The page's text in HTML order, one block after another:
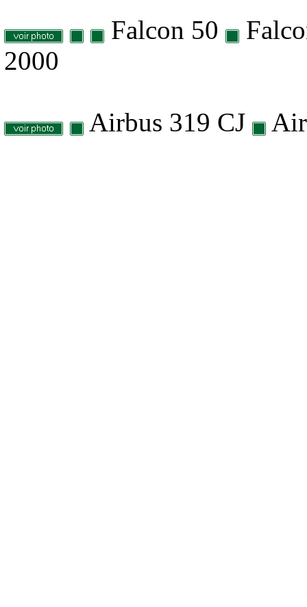
Falcon 50
2000
Airbus 319 CJ